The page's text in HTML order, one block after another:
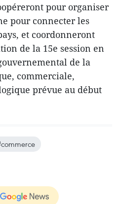
pour organiser
pour connecter les
et coordonneront
de la 15e session en
de la
commerciale,
prévue au début